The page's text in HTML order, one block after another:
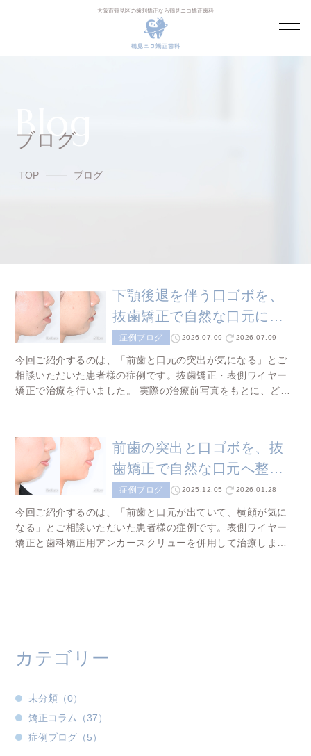
大阪市鶴見区の歯列矯正なら鶴見ニコ矯正歯科
ブログ
Blog
TOP ブログ
下顎後退を伴う口ゴボを、
抜歯矯正で自然な口元に改
善した症例（表側ワイヤー
矯正）
症例ブログ 2026.07.09 2026.07.09
今回ご紹介するのは、「前歯と口元の突出が気になる」とご
相談いただいた患者様の症例です。抜歯矯正・表側ワイヤー
矯正で治療を行いました。 実際の治療前写真をもとに、どの
前歯の突出と口ゴボを、抜
歯矯正で自然な口元へ整え
た症例（表側ワイヤー矯
正・歯科矯正用アンカース
クリュー併用）
症例ブログ 2025.12.05 2026.01.28
今回ご紹介するのは、「前歯と口元が出ていて、横顔が気に
なる」とご相談いただいた患者様の症例です。表側ワイヤー
矯正と歯科矯正用アンカースクリューを併用して治療しまし
カテゴリー
未分類（0）
矯正コラム（37）
症例ブログ（5）